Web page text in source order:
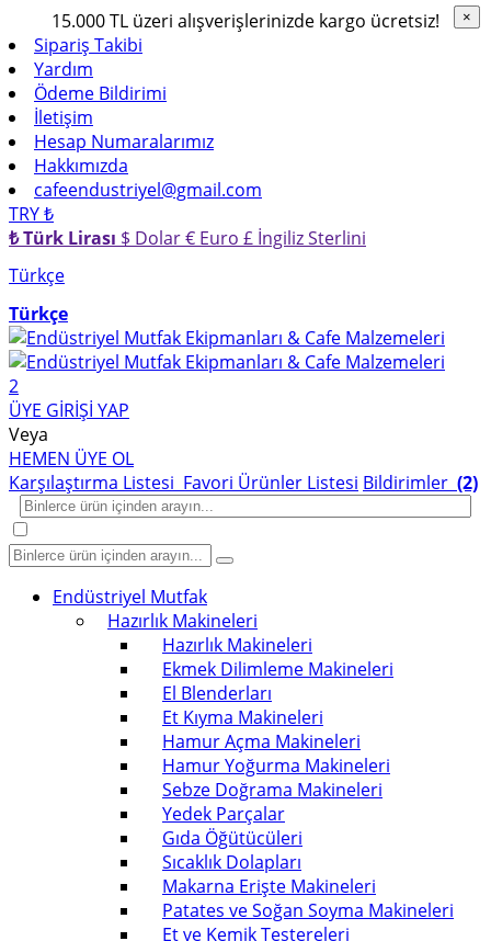
15.000 TL üzeri alışverişlerinizde kargo ücretsiz!
Sipariş Takibi
Yardım
Ödeme Bildirimi
İletişim
Hesap Numaralarımız
Hakkımızda
cafeendustriyel@gmail.com
TRY ₺
₺ Türk Lirası $ Dolar€ Euro £ İngiliz Sterlini
Türkçe
Türkçe
2
ÜYE GİRİŞİ YAP
Veya
HEMEN ÜYE OL
Karşılaştırma Listesi Favori Ürünler Listesi Bildirimler (2)
Endüstriyel Mutfak
Hazırlık Makineleri
Hazırlık Makineleri
Ekmek Dilimleme Makineleri
El Blenderları
Et Kıyma Makineleri
Hamur Açma Makineleri
Hamur Yoğurma Makineleri
Sebze Doğrama Makineleri
Yedek Parçalar
Gıda Öğütücüleri
Sıcaklık Dolapları
Makarna Erişte Makineleri
Patates ve Soğan Soyma Makineleri
Et ve Kemik Testereleri
×
×